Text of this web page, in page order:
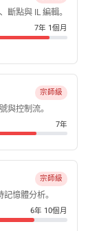
斷點與 IL 編輯。
7年 1個月
宗師級
與控制流。
7年
宗師級
憶體分析。
6年 10個月